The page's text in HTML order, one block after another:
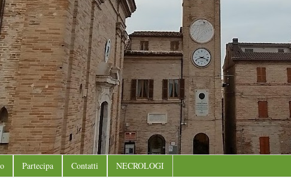
Partecipa Contatti NECROLOGI